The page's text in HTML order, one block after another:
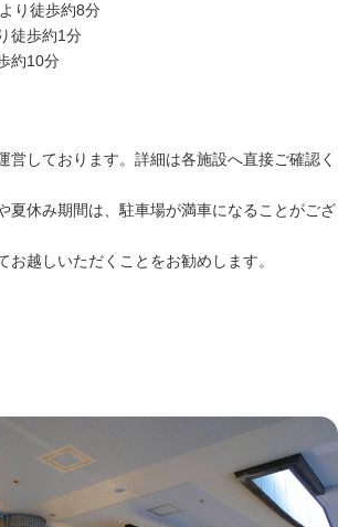
り徒歩約8分
徒歩約1分
約10分
営しております。詳細は各施設へ直接ご確認く
夏休み期間は、駐車場が満車になることがござ
お越しいただくことをお勧めします。